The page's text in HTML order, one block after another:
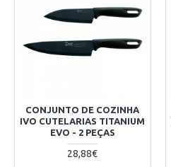
CONJUNTO DE COZINHA
IVO CUTELARIAS TITANIUM
EVO - 2 PEÇAS
28,88€